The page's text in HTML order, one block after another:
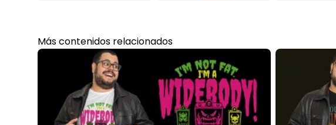
Más contenidos relacionados